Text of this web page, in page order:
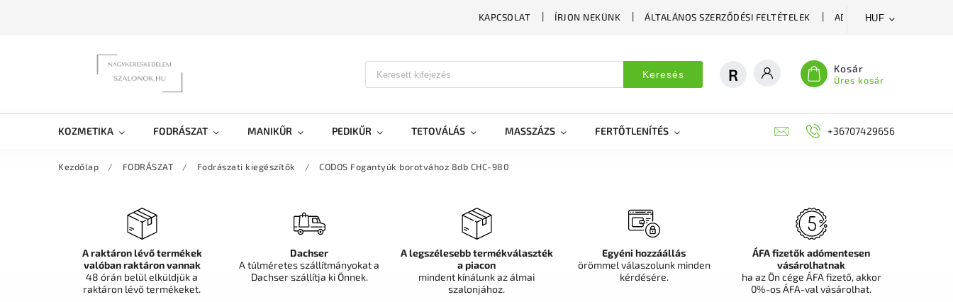
KAPCSOLAT ÍRJON NEKÜNK ÁLTALÁNOS SZERZŐDÉSI FELTÉTELEK ADATVÉDELMI
HUF
Keresés Kosár
Üres kosár
KOZMETIKA FODRÁSZAT MANIKŰR PEDIKŰR TETOVÁLÁS MASSZÁZS FERTŐTLENÍTÉS DEKORÁCIÓS FALPANEL, MŰNÖVÉNY FAL
+36707429656
Kezdőlap / FODRÁSZAT / Fodrászati kiegészítők / CODOS Fogantyúk borotvához 8db CHC-980
A raktáron lévő termékek
valóban raktáron vannak
48 órán belül elküldjük a
raktáron lévő termékeket.
Dachser
A túlméretes szállítmányokat a
Dachser szállítja ki Önnek.
A legszélesebb termékválaszték
a piacon
mindent kínálunk az álmai
szalonjához.
Egyéni hozzáállás
örömmel válaszolunk minden
kérdésére.
ÁFA fizetők adómentesen
vásárolhatnak
ha az Ön cége ÁFA fizető, akkor
0%-os ÁFA-val vásárolhat.